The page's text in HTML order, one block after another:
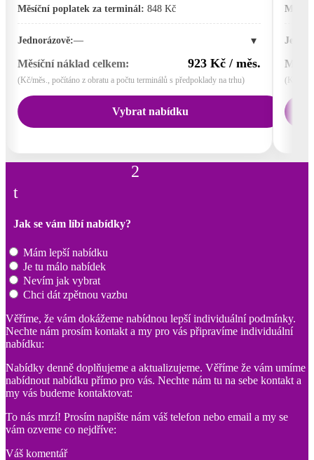
Měsíční poplatek za terminál: 848 Kč
Jednorázově:—
▾
Měsíční náklad celkem:
923 Kč / měs.
(Kč/měs., počítáno z obratu a počtu terminálů s předpoklady na trhu)
Vybrat nabídku
(Kč/
t
Jak se vám líbí nabídky?
2
Mám lepší nabídku
Je tu málo nabídek
Nevím jak vybrat
Chci dát zpětnou vazbu
Věříme, že vám dokážeme nabídnou lepší individuální podmínky.
Nechte nám prosím kontakt a my pro vás připravíme individuální
nabídku:
Nabídky denně doplňujeme a aktualizujeme. Věříme že vám umíme
nabídnout nabídku přímo pro vás. Nechte nám tu na sebe kontakt a
my vás budeme kontaktovat:
To nás mrzí! Prosím napište nám váš telefon nebo email a my se
vám ozveme co nejdříve:
Váš komentář